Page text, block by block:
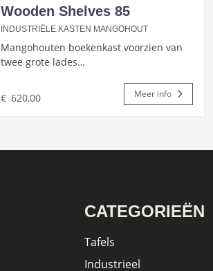
Wooden Shelves 85
INDUSTRIËLE KASTEN MANGOHOUT
Mangohouten boekenkast voorzien van
twee grote lades…
€ 620,00 Meer info
CATEGORIEËN
Tafels
Industrieel